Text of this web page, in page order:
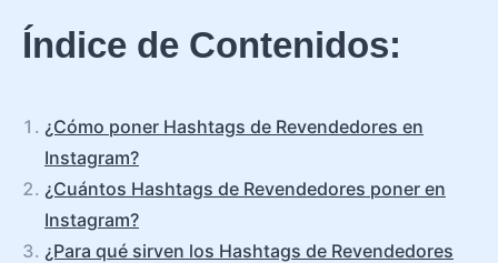
Índice de Contenidos:
¿Cómo poner Hashtags de Revendedores en
Instagram?
¿Cuántos Hashtags de Revendedores poner en
Instagram?
¿Para qué sirven los Hashtags de Revendedores